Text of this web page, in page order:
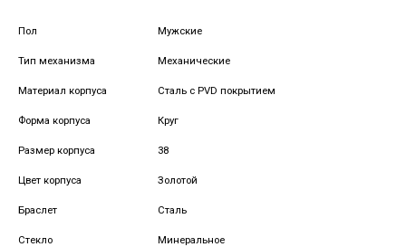
Пол Мужские
Тип механизма Механические
Материал корпуса Сталь с PVD покрытием
Форма корпуса Круг
Размер корпуса 38
Цвет корпуса Золотой
Браслет Сталь
Стекло Минеральное